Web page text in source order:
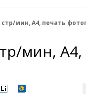
стр/мин, А4, печать
мин, А4,